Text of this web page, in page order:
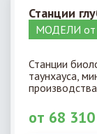
Станции
МОДЕЛИ от
Станции
таунхауса,
от 68